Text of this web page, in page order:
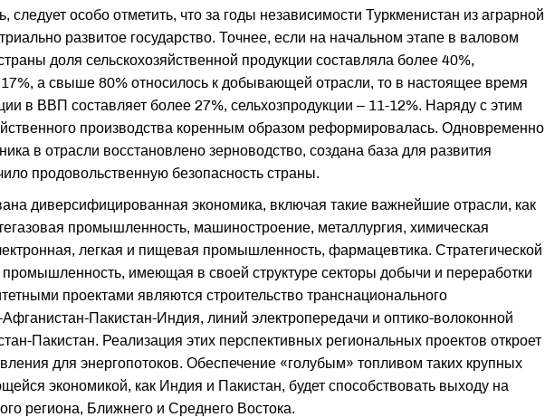
следует особо отметить, что за годы независимости Туркменистан из аграрной
развитое государство. Точнее, если на начальном этапе в валовом
доля сельскохозяйственной продукции составляла более 40%,
а свыше 80% относилось к добывающей отрасли, то в настоящее время
в ВВП составляет более 27%, сельхозпродукции – 11-12%. Наряду с этим
производства коренным образом реформировалась. Одновременно
в отрасли восстановлено зерноводство, создана база для развития
продовольственную безопасность страны.
диверсифицированная экономика, включая такие важнейшие отрасли, как
промышленность, машиностроение, металлургия, химическая
легкая и пищевая промышленность, фармацевтика. Стратегической
промышленность, имеющая в своей структуре секторы добычи и переработки
проектами являются строительство транснационального
Пакистан-Индия, линий электропередачи и оптико-волоконной
Пакистан. Реализация этих перспективных региональных проектов откроет
для энергопотоков. Обеспечение «голубым» топливом таких крупных
экономикой, как Индия и Пакистан, будет способствовать выходу на
региона, Ближнего и Среднего Востока.